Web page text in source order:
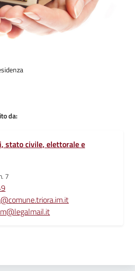
da:
stato civile, elettorale e
7